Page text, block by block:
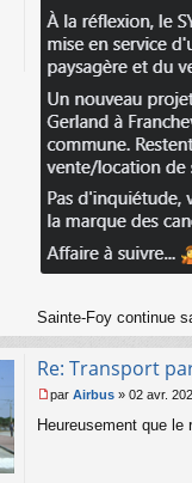
e
n
o
n
l
u
Sainte-Foy continue
Re: Transport
e
par Airbus » 02 avr.
Heureusement que